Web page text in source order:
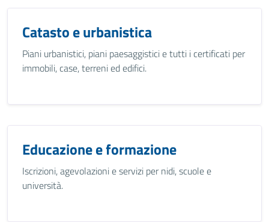
Catasto e urbanistica
Piani urbanistici, piani paesaggistici e tutti i certificati per
immobili, case, terreni ed edifici.
Educazione e formazione
Iscrizioni, agevolazioni e servizi per nidi, scuole e
università.